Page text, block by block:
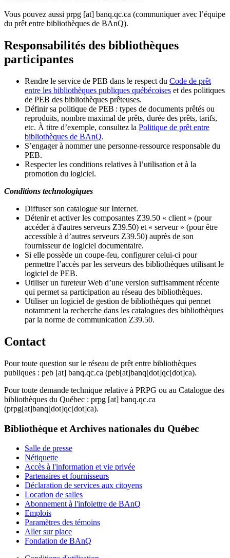
Vous pouvez aussi prpg [at] banq.qc.ca (communiquer avec l’équipe
du prêt entre bibliothèques de BAnQ).
Responsabilités des bibliothèques
participantes
Rendre le service de PEB dans le respect du Code de prêt
entre les bibliothèques publiques québécoises et des politiques
de PEB des bibliothèques prêteuses.
Définir sa politique de PEB : types de documents prêtés ou
reproduits, nombre maximal de prêts, durée des prêts, tarifs,
etc. À titre d’exemple, consultez la Politique de prêt entre
bibliothèques de BAnQ.
S’engager à nommer une personne-ressource responsable du
PEB.
Respecter les conditions relatives à l’utilisation et à la
promotion du logiciel.
Conditions technologiques
Diffuser son catalogue sur Internet.
Détenir et activer les composantes Z39.50 « client » (pour
accéder à d'autres serveurs Z39.50) et « serveur » (pour être
accessible à d’autres serveurs Z39.50) auprès de son
fournisseur de logiciel documentaire.
Si elle possède un coupe-feu, configurer celui-ci pour
permettre l’accès par les serveurs des bibliothèques utilisant le
logiciel de PEB.
Utiliser un fureteur Web d’une version suffisamment récente
qui permet sa participation au réseau des bibliothèques.
Utiliser un logiciel de gestion de bibliothèques qui permet
notamment la recherche dans les catalogues des bibliothèques
par la norme de communication Z39.50.
Contact
Pour toute question sur le réseau de prêt entre bibliothèques
publiques : peb [at] banq.qc.ca (peb[at]banq[dot]qc[dot]ca).
Pour toute demande technique relative à PRPG ou au Catalogue des
bibliothèques du Québec : prpg [at] banq.qc.ca
(prpg[at]banq[dot]qc[dot]ca).
Bibliothèque et Archives nationales du Québec
Salle de presse
Nétiquette
Accès à l'information et vie privée
Partenaires et fournisseurs
Déclaration de services aux citoyens
Location de salles
Abonnement à l'infolettre de BAnQ
Emplois
Paramètres des témoins
Aller sur place
Fondation de BAnQ